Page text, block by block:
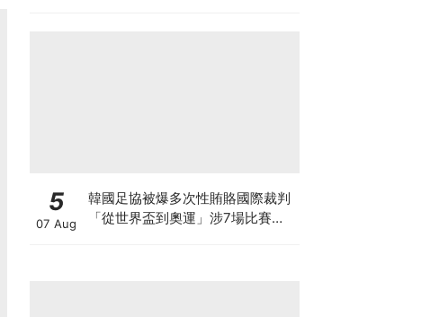
5
07 Aug
韓國足協被爆多次性賄賂國際裁判
「從世界盃到奧運」涉7場比賽、